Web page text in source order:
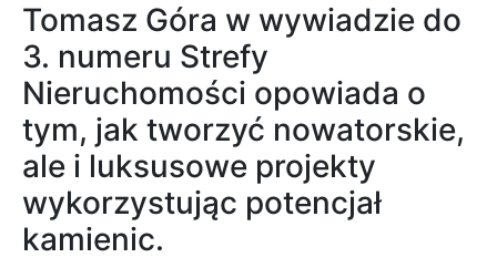
Tomasz Góra w wywiadzie do
3. numeru Strefy
Nieruchomości opowiada o
tym, jak tworzyć nowatorskie,
ale i luksusowe projekty
wykorzystując potencjał
kamienic.